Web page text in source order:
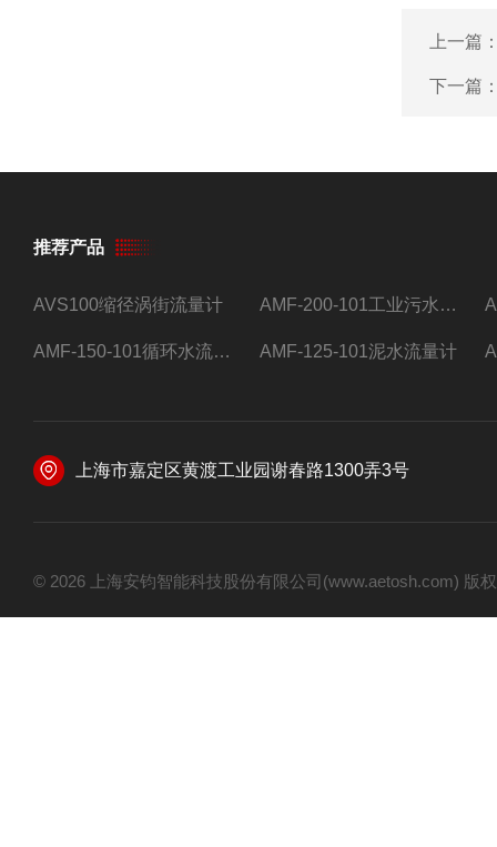
上一篇
下一篇
推荐产品
AVS100缩径涡街流量计 AMF-200-101工业污水流量计
AMF-150-101循环水流量计,电磁流量计 AMF-125-101泥水流量计
上海市嘉定区黄渡工业园谢春路1300弄3号
© 2026 上海安钧智能科技股份有限公司(www.aetosh.com)